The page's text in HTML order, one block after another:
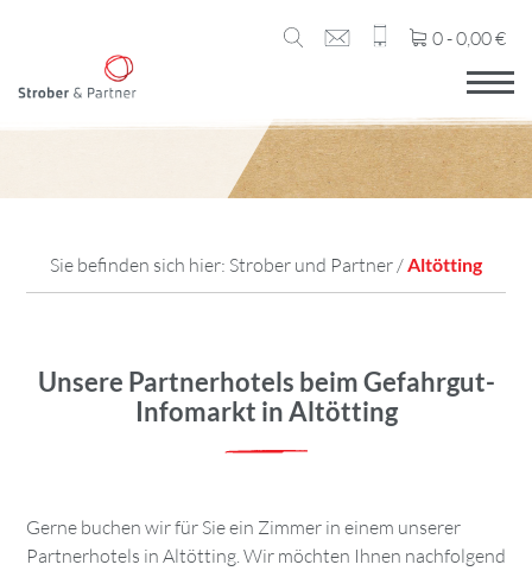
0 -0,00€
Sie befinden sich hier: Strober und Partner/Altötting
Unsere Partnerhotels beim Gefahrgut-
Infomarkt in Altötting
Gerne buchen wir für Sie ein Zimmer in einem unserer
Partnerhotels in Altötting. Wir möchten Ihnen nachfolgend